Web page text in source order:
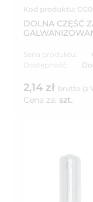
Kod produktu:
DOLNA CZĘŚĆ
Seria produktu:
Dostępność:
2,14 zł brutto (z
Cena za: szt.